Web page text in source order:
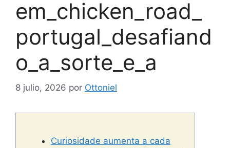
em_chicken_road_
portugal_desafiand
o_a_sorte_e_a
8 julio, 2026 por Ottoniel
Curiosidade aumenta a cada